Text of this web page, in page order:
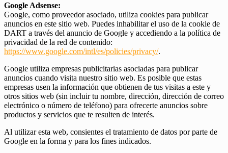
Google Adsense:
Google, como proveedor asociado, utiliza cookies para publicar
anuncios en este sitio web. Puedes inhabilitar el uso de la cookie de
DART a través del anuncio de Google y accediendo a la política de
privacidad de la red de contenido:
https://www.google.com/intl/es/policies/privacy/.
Google utiliza empresas publicitarias asociadas para publicar
anuncios cuando visita nuestro sitio web. Es posible que estas
empresas usen la información que obtienen de tus visitas a este y
otros sitios web (sin incluir tu nombre, dirección, dirección de correo
electrónico o número de teléfono) para ofrecerte anuncios sobre
productos y servicios que te resulten de interés.
Al utilizar esta web, consientes el tratamiento de datos por parte de
Google en la forma y para los fines indicados.